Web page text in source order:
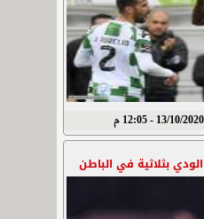
13/10/2020 - 12:05 م
بثلاثية في الباطن